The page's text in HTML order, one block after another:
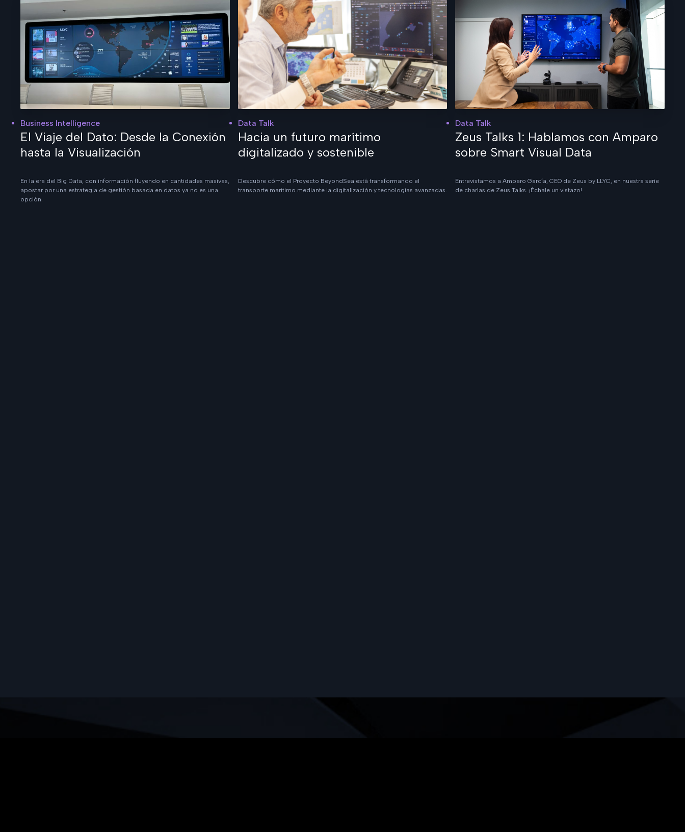
Business Intelligence
El Viaje del Dato: Desde la Conexión
hasta la Visualización
En la era del Big Data, con información fluyendo en cantidades masivas,
apostar por una estrategia de gestión basada en datos ya no es una
opción.
Data Talk
Hacia un futuro marítimo
digitalizado y sostenible
Descubre cómo el Proyecto BeyondSea está transformando el
transporte marítimo mediante la digitalización y tecnologías avanzadas.
Data Talk
Zeus Talks 1: Hablamos con Amparo
sobre Smart Visual Data
Entrevistamos a Amparo García, CEO de Zeus by LLYC, en nuestra serie
de charlas de Zeus Talks. ¡Échale un vistazo!
ZEUS BY LLYC, como responsable de la web, informa que esta página utiliza cookies propias y de terceros para recopilar
información que nos ayuda a optimizar tu visita a la web. Puede obtener más información y configurar sus preferencias